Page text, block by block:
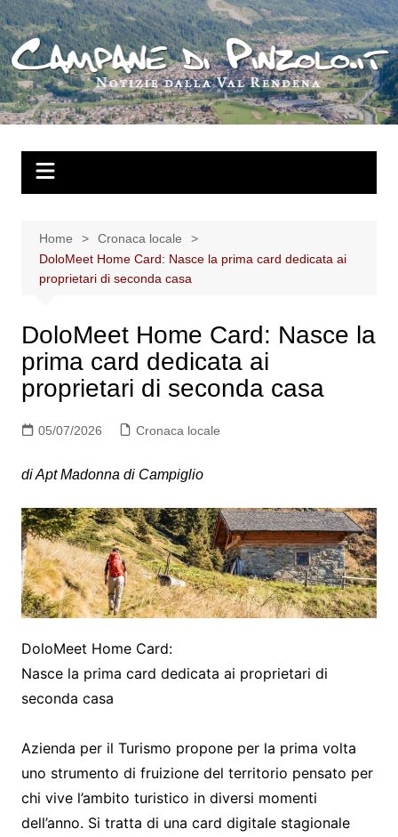
Salta
al
contenuto
Home
Cronaca locale
DoloMeet Home Card: Nasce la prima card dedicata ai
proprietari di seconda casa
DoloMeet Home Card: Nasce la
prima card dedicata ai
proprietari di seconda casa
05/07/2026 Cronaca locale
di Apt Madonna di Campiglio
DoloMeet Home Card:
Nasce la prima card dedicata ai proprietari di
seconda casa
Azienda per il Turismo propone per la prima volta
uno strumento di fruizione del territorio pensato per
chi vive l’ambito turistico in diversi momenti
dell’anno. Si tratta di una card digitale stagionale